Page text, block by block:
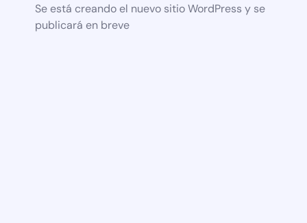
Se está creando el nuevo sitio WordPress y se
publicará en breve